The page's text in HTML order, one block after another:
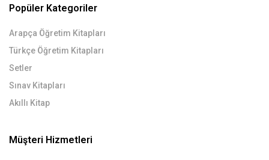
Popüler Kategoriler
Arapça Öğretim Kitapları
Türkçe Öğretim Kitapları
Setler
Sınav Kitapları
Akıllı Kitap
Müşteri Hizmetleri